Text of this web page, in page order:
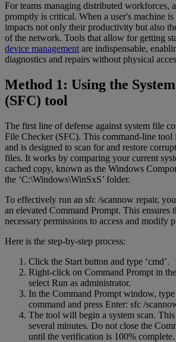
For teams managing distributed workforces,
promptly is critical. When a user's machine
impacts not only their productivity but also
of the network. Tools that allow for getting
device management are indispensable,
diagnostics and repairs without physical
Method 1: Using the
(SFC) tool
The first line of defense against system file
File Checker (SFC). This command-line
and is designed to scan for and restore
files. It works by comparing your current
cached copy, known as the Windows
the ‘C:\Windows\WinSxS’ folder.
To effectively run an sfc /scannow repair,
an elevated Command Prompt. This ensures
necessary permissions to access and modify
Here is the step-by-step process:
Click the Start button and type ‘cmd’.
Right-click on Command Prompt in
select Run as administrator.
In the Command Prompt window,
command and press Enter: sfc /
The tool will begin a system scan. This
several minutes. Do not close the
until the verification is 100% complete.